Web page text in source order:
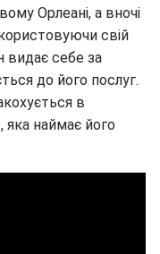
Орлеані, а вночі
свій
видає себе за
до його послуг.
в
наймає його